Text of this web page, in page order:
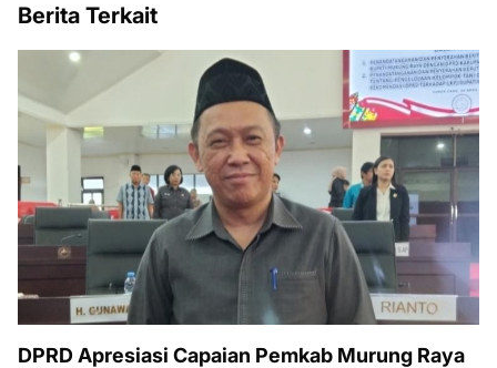
Berita Terkait
DPRD Apresiasi Capaian Pemkab Murung Raya